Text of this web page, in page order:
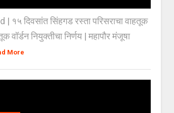
१५ दिवसांत सिंहगड रस्ता परिसराचा वाहतूक
वॉर्डन नियुक्तीचा निर्णय | महापौर मंजूषा
More